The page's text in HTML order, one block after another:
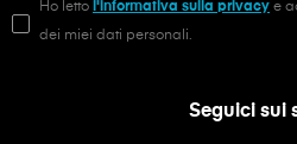
Ho letto l'informativa sulla privacy e
dei miei dati personali.
Seguici sui